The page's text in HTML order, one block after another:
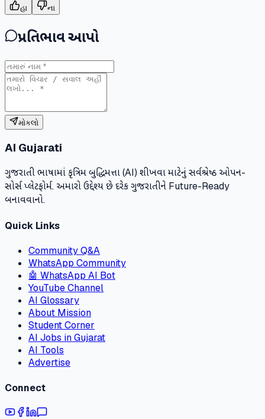
હા ના
પ્રતિભાવ આપો
મોકલો
AI Gujarati
ગુજરાતી ભાષામાં કૃત્રિમ બુદ્ધિમત્તા (AI) શીખવા માટેનું સર્વશ્રેષ્ઠ ઓપન-
સોર્સ પ્લેટફોર્મ. અમારો ઉદ્દેશ્ય છે દરેક ગુજરાતીને Future-Ready
બનાવવાનો.
Quick Links
Community Q&A
WhatsApp Community
🤖 WhatsApp AI Bot
YouTube Channel
AI Glossary
About Mission
Student Corner
AI Jobs in Gujarat
AI Tools
Advertise
Connect